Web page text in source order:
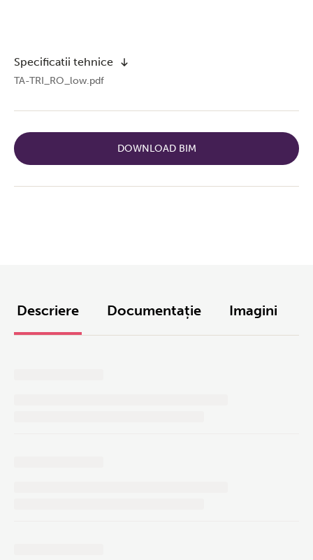
Specificatii tehnice
TA-TRI_RO_low.pdf
DOWNLOAD BIM
Descriere Documentație Imagini